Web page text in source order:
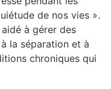
de nos vies ».
à gérer des
la séparation et à
chroniques qui